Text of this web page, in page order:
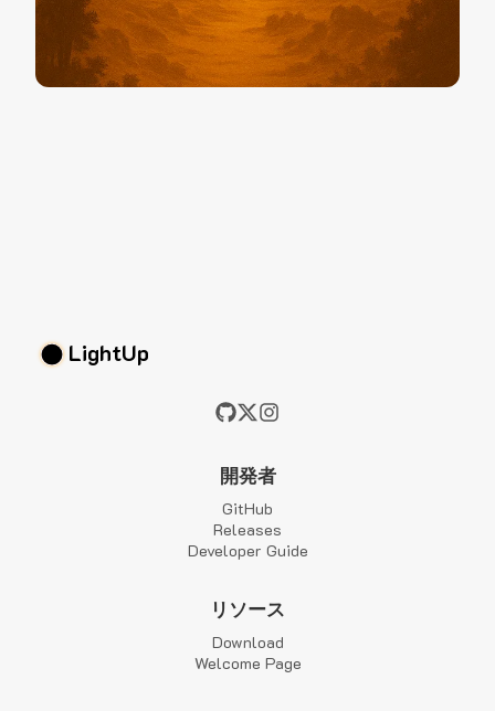
LightUp
開発者
GitHub
Releases
Developer Guide
リソース
Download
Welcome Page